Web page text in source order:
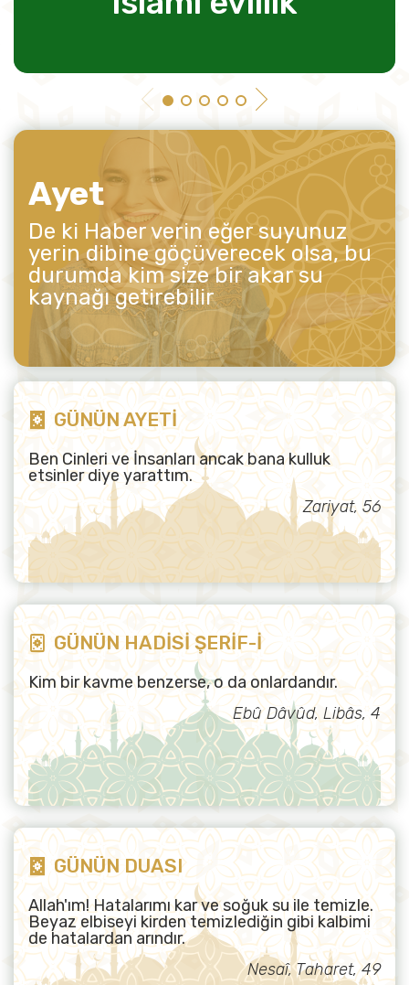
Ayet
De ki Haber verin eğer suyunuz
yerin dibine göçüverecek olsa, bu
durumda kim size bir akar su
kaynağı getirebilir
GÜNÜN AYETİ
Ben Cinleri ve İnsanları ancak bana kulluk
etsinler diye yarattım.
Zariyat, 56
GÜNÜN HADİSİ ŞERİF-İ
Kim bir kavme benzerse, o da onlardandır.
Ebû Dâvûd, Libâs, 4
GÜNÜN DUASI
Allah'ım! Hatalarımı kar ve soğuk su ile temizle.
Beyaz elbiseyi kirden temizlediğin gibi kalbimi
de hatalardan arındır.
Nesaî, Taharet, 49